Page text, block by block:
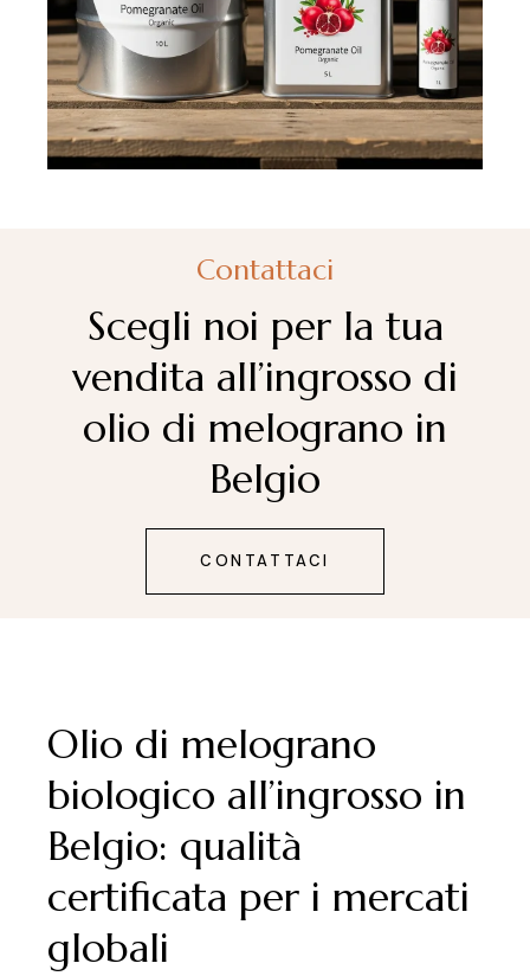
Contattaci
Scegli noi per la tua
vendita all’ingrosso di
olio di melograno in
Belgio
CONTATTACI
Olio di melograno
biologico all’ingrosso in
Belgio: qualità
certificata per i mercati
globali